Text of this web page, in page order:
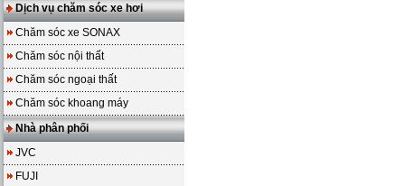
Dịch vụ chăm sóc xe hơi
Chăm sóc xe SONAX
Chăm sóc nội thất
Chăm sóc ngoại thất
Chăm sóc khoang máy
Nhà phân phối
JVC
FUJI